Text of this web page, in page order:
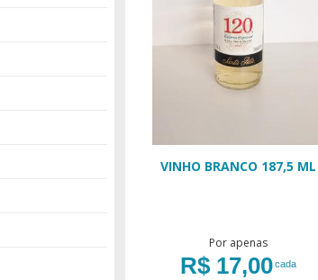
VINHO BRANCO 187,5 ML
Por apenas
R$ 17,00cada